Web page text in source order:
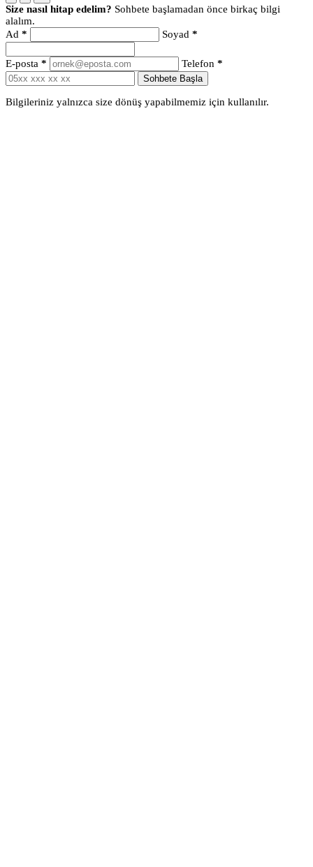
Size nasıl hitap edelim? Sohbete başlamadan önce birkaç bilgi
alalım.
Ad * Soyad *
E-posta * Telefon *
Sohbete Başla
Bilgileriniz yalnızca size dönüş yapabilmemiz için kullanılır.